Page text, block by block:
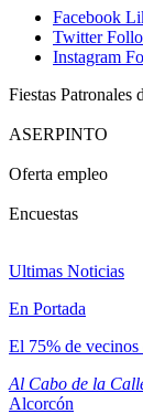
Facebook
Twitter
Instagram
Fiestas Patronales
ASERPINTO
Oferta empleo
Encuestas
Ultimas Noticias
En Portada
El 75% de
Al Cabo de la
Alcorcón